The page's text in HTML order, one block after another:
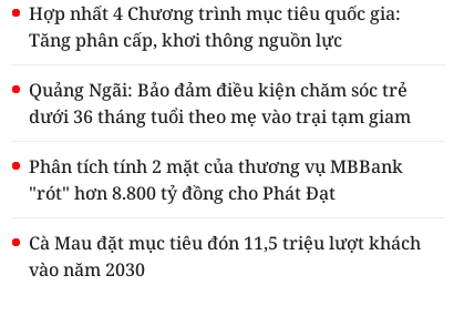
Hợp nhất 4 Chương trình mục tiêu quốc gia:
Tăng phân cấp, khơi thông nguồn lực
Quảng Ngãi: Bảo đảm điều kiện chăm sóc trẻ
dưới 36 tháng tuổi theo mẹ vào trại tạm giam
Phân tích tính 2 mặt của thương vụ MBBank
"rót" hơn 8.800 tỷ đồng cho Phát Đạt
Cà Mau đặt mục tiêu đón 11,5 triệu lượt khách
vào năm 2030